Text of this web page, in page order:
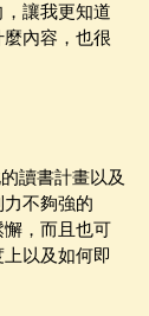
讓我更知道
內容，也很
讀書計畫以及
不夠強的
，而且也可
以及如何即